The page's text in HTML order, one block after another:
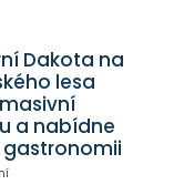
Dakota na
lesa
a nabídne
gastronomii